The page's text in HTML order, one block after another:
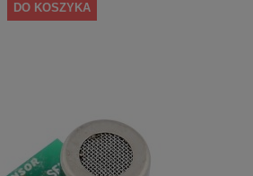
DO KOSZYKA